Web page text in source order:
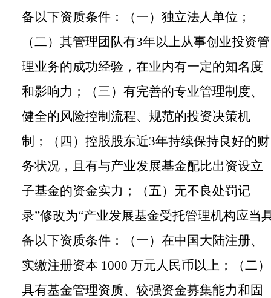
备以下资质条件：（一）独立法人单位；
（二）其管理团队有3年以上从事创业投资管
理业务的成功经验，在业内有一定的知名度
和影响力；（三）有完善的专业管理制度、
健全的风险控制流程、规范的投资决策机
制；（四）控股股东近3年持续保持良好的财
务状况，且有与产业发展基金配比出资设立
子基金的资金实力；（五）无不良处罚记
录”修改为“产业发展基金受托管理机构应当
备以下资质条件：（一）在中国大陆注册、
实缴注册资本 1000 万元人民币以上；（二）
具有基金管理资质、较强资金募集能力和固